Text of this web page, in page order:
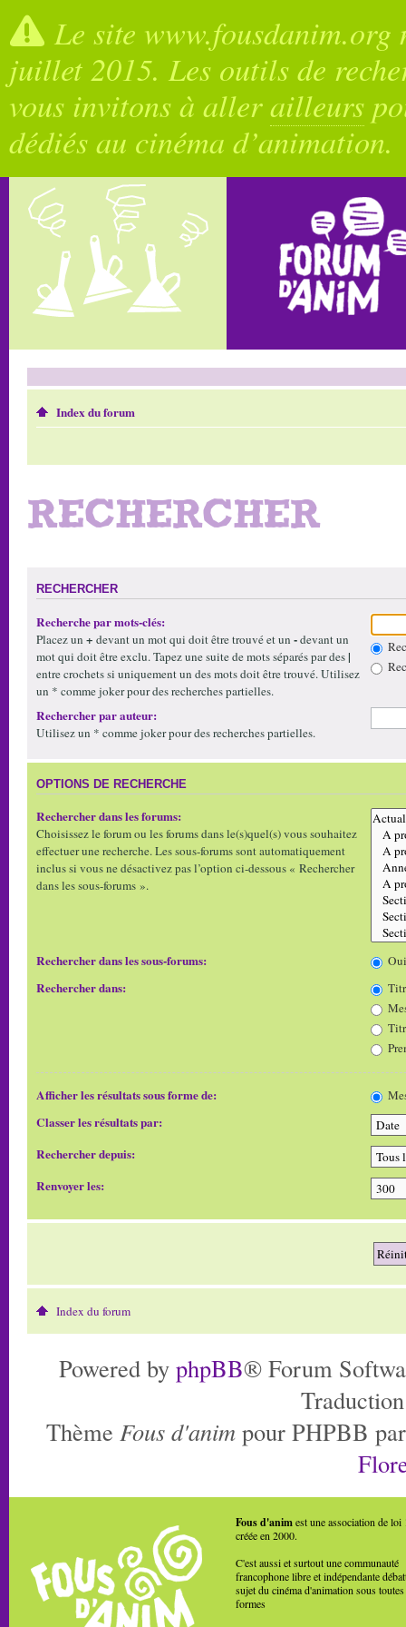
Le site
juillet 2015. Les outils de
vous invitons à allerailleurs
dédiés au cinéma d’animation.
Index du forum
RECHERCHER
RECHERCHER
Recherche par mots-clés:
Placez un + devant un mot qui doit être trouvé et un -devant un
mot qui doit être exclu. Tapez une suite de mots séparés par des|
entre crochets si uniquement un des mots doit être trouvé. Utilisez
un * comme joker pour des recherches partielles.
Rechercher par auteur:
Utilisez un * comme joker pour des recherches partielles.
OPTIONS DE RECHERCHE
Rechercher dans les forums:
Choisissez le forum ou les forums dans le(s)quel(s) vous souhaitez
effectuer une recherche. Les sous-forums sont automatiquement
inclus si vous ne désactivez pas l’option ci-dessous « Rechercher
dans les sous-forums ».
Rechercher dans les sous-forums: Oui
Rechercher dans:
Afficher les résultats sous forme de:
Classer les résultats par:
Rechercher depuis:
Renvoyer les:
Index du forum
Powered by phpBB® Forum
Thème Fous d'anim pour PHPBB
Fous d'animest une association de loi
créée en 2000.
C'est aussi et surtout une communauté
francophone libre et indépendante
sujet du cinéma d'animation sous toutes
formes